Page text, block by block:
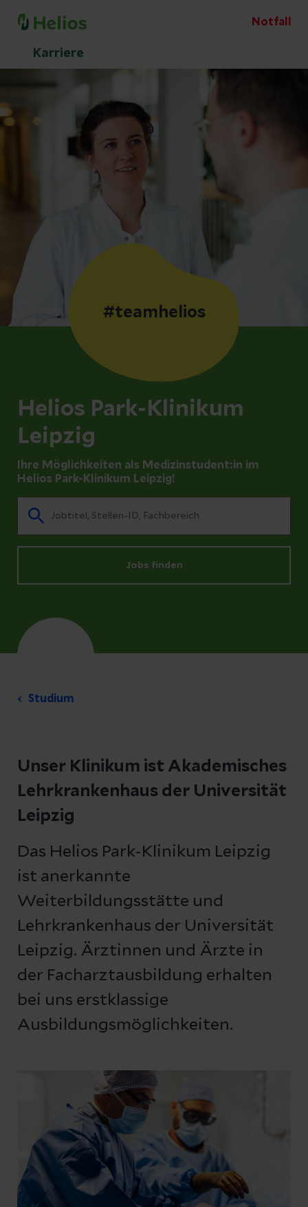
Notfall
Karriere
Helios Park-Klinikum
Leipzig
Ihre Möglichkeiten als Medizinstudent:in im
Helios Park-Klinikum Leipzig!
Jobs finden
#teamhelios
Studium
Unser Klinikum ist Akademisches
Lehrkrankenhaus der Universität
Leipzig
Das Helios Park-Klinikum Leipzig
ist anerkannte
Weiterbildungsstätte und
Lehrkrankenhaus der Universität
Leipzig. Ärztinnen und Ärzte in
der Facharztausbildung erhalten
bei uns erstklassige
Ausbildungsmöglichkeiten.